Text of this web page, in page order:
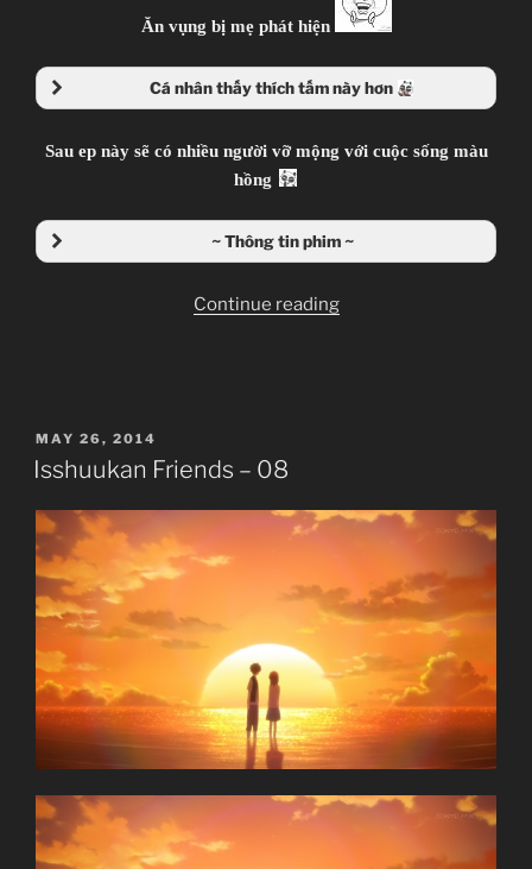
Ăn vụng bị mẹ phát hiện
Cá nhân thấy thích tấm này hơn
Sau ep này sẽ có nhiều người vỡ mộng với cuộc sống màu
hồng
~ Thông tin phim ~
Continue reading“Isshuukan
POSTED
ON
MAY 26, 2014
Isshuukan Friends – 08